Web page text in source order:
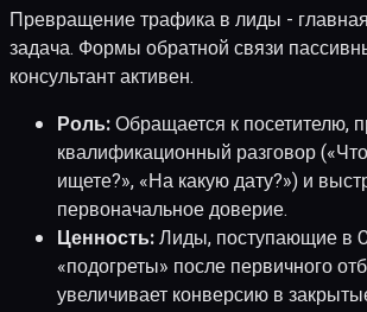
Превращение трафика в лиды -
задача. Формы обратной связи
консультант активен.
Роль:Обращается к посетителю,
квалификационный разговор
ищете?», «На какую дату?») и
первоначальное доверие.
Ценность:Лиды, поступающие в
«подогреты» после первичного
увеличивает конверсию в